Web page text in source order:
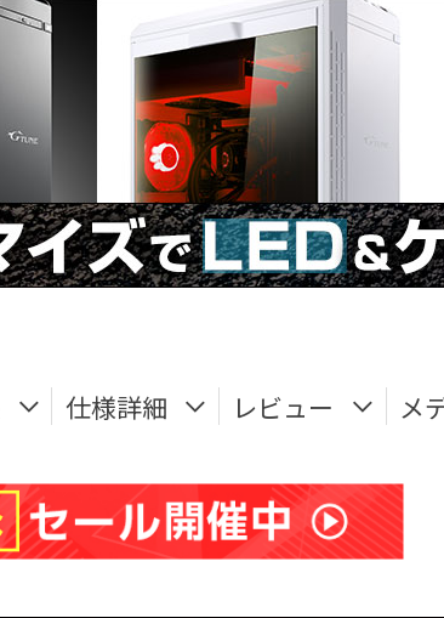
仕様詳細 レビュー メ